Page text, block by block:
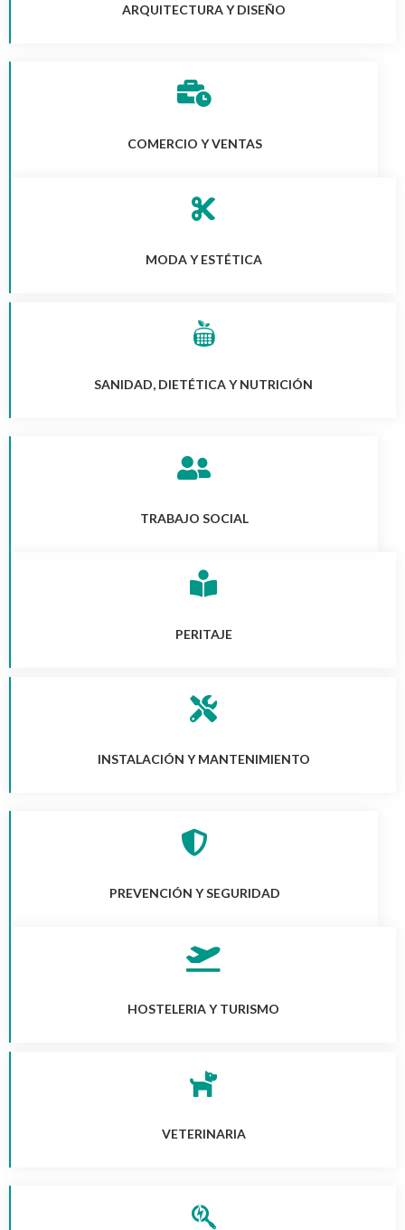
ARQUITECTURA Y DISEÑO
COMERCIO Y VENTAS
MODA Y ESTÉTICA
SANIDAD, DIETÉTICA Y NUTRICIÓN
TRABAJO SOCIAL
PERITAJE
INSTALACIÓN Y MANTENIMIENTO
PREVENCIÓN Y SEGURIDAD
HOSTELERIA Y TURISMO
VETERINARIA